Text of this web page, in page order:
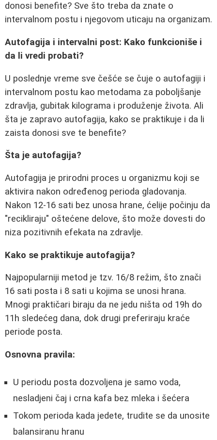
donosi benefite? Sve što treba da znate o
intervalnom postu i njegovom uticaju na organizam.
Autofagija i intervalni post: Kako funkcioniše i
da li vredi probati?
U poslednje vreme sve češće se čuje o autofagiji i
intervalnom postu kao metodama za poboljšanje
zdravlja, gubitak kilograma i produženje života. Ali
šta je zapravo autofagija, kako se praktikuje i da li
zaista donosi sve te benefite?
Šta je autofagija?
Autofagija je prirodni proces u organizmu koji se
aktivira nakon određenog perioda gladovanja.
Nakon 12-16 sati bez unosa hrane, ćelije počinju da
"recikliraju" oštećene delove, što može dovesti do
niza pozitivnih efekata na zdravlje.
Kako se praktikuje autofagija?
Najpopularniji metod je tzv. 16/8 režim, što znači
16 sati posta i 8 sati u kojima se unosi hrana.
Mnogi praktičari biraju da ne jedu ništa od 19h do
11h sledećeg dana, dok drugi preferiraju kraće
periode posta.
Osnovna pravila:
U periodu posta dozvoljena je samo voda,
nesladjeni čaj i crna kafa bez mleka i šećera
Tokom perioda kada jedete, trudite se da unosite
balansiranu hranu